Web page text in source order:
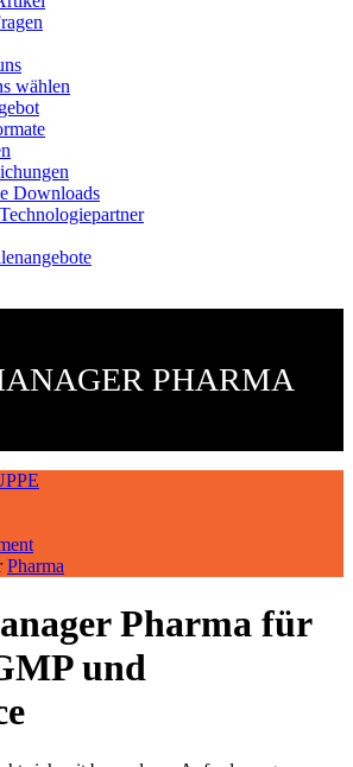
wählen
Downloads
PHARMA
Pharma
Pharma für
und